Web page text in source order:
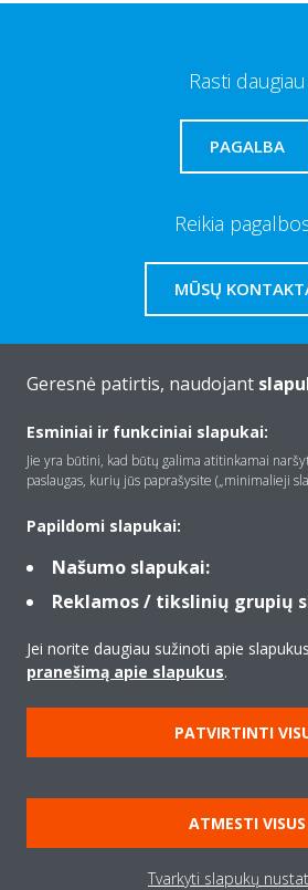
Rasti daugiau
PAGALBA
Reikia
MŪSŲ
Apie Daikin
Kontaktas
Produktai
Copyright ©
Teisinis pranešimas
Duomenų apsaugos politika
Geresnė patirtis, naudojant
Esminiai ir funkciniai slapukai:
Jie yra būtini, kad būtų galima atitinkamai
paslaugas, kurių jūs paprašysite („minimalieji
Papildomi slapukai:
Našumo slapukai:
Reklamos / tikslinių grupių
Jei norite daugiau sužinoti apie
pranešimą apie slapukus.
PATVIRTINTI
ATMESTI VISUS
Tvarkyti slapukų